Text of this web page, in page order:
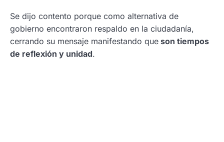
Se dijo contento porque como alternativa de
gobierno encontraron respaldo en la ciudadanía,
cerrando su mensaje manifestando que son tiempos
de reflexión y unidad.